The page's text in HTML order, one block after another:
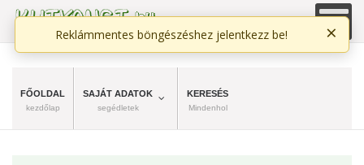
FŐOLDAL
kezdőlap
SAJÁT ADATOK
segédletek
KERESÉS
Mindenhol
Reklámmentes böngészéshez jelentkezz be! ×